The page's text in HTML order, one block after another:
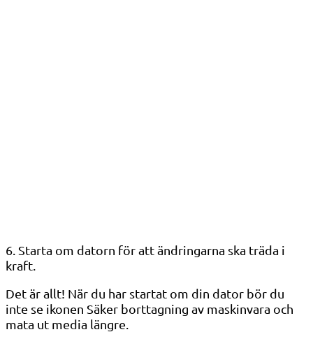
6. Starta om datorn för att ändringarna ska träda i
kraft.
Det är allt! När du har startat om din dator bör du
inte se ikonen Säker borttagning av maskinvara och
mata ut media längre.